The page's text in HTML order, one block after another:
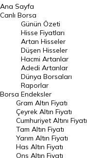
BIST 100 Hisseleri
En Çok Artan Hisseler
En Çok Düşen Hisseler
Hacmi Artanlar
Geçmiş Kapanışlar
Dünya Borsaları
Raporlar
Endeksler
DÖVİZ
Döviz Kuru
Ana Sayfa
Canlı Borsa
Borsa
Günün Özeti
Hisse Fiyatları
Artan Hisseler
Düşen Hisseler
Hacmi Artanlar
Adedi Artanlar
Dünya Borsaları
Raporlar
Endeksler
Gram Altın Fiyatı
Çeyrek Altın Fiyatı
Cumhuriyet Altını Fiyatı
Tam Altın Fiyatı
Yarım Altın Fiyatı
Has Altın Fiyatı
Ons Altın Fiyatı